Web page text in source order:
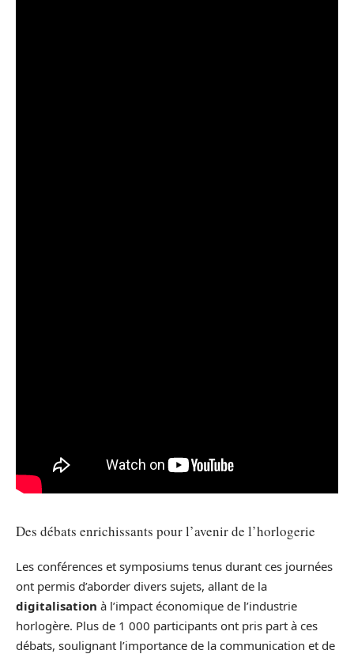
Des débats enrichissants pour l’avenir de l’horlogerie
Les conférences et symposiums tenus durant ces journées
ont permis d’aborder divers sujets, allant de la
digitalisation à l’impact économique de l’industrie
horlogère. Plus de 1 000 participants ont pris part à ces
débats, soulignant l’importance de la communication et de